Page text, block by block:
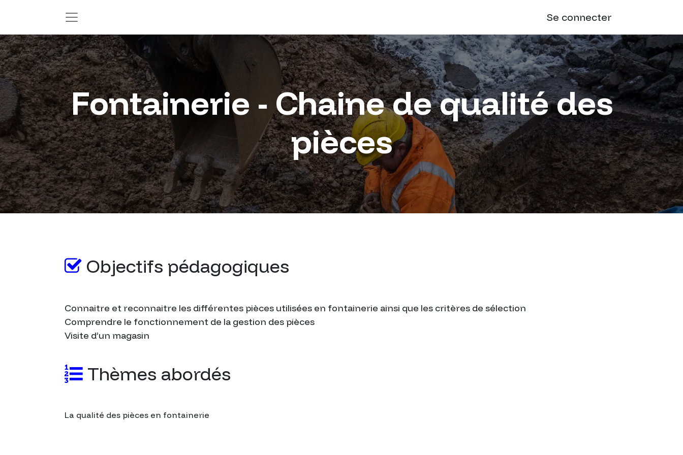
Se connecter
Fontainerie - Chaine de qualité des
pièces
Objectifs pédagogiques
Connaitre et reconnaitre les différentes pièces utilisées en fontainerie ainsi que les critères de sélection
Comprendre le fonctionnement de la gestion des pièces
Visite d’un magasin
Thèmes abordés
La qualité des pièces en fontainerie